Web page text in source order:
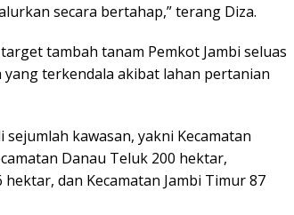
secara bertahap,” terang Diza.
tambah tanam Pemkot Jambi seluas
yang terkendala akibat lahan pertanian
kawasan, yakni Kecamatan
Danau Teluk 200 hektar,
hektar, dan Kecamatan Jambi Timur 87